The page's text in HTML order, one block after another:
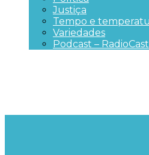
Justiça
Tempo e
Variedades
Podcast – RadioCast